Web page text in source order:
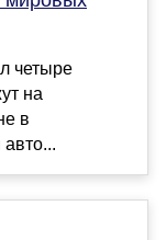
четыре
на
в